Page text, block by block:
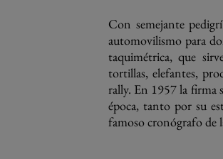
Con semejante
automovilismo para
taquimétrica, que
tortillas, elefantes,
rally. En 1957 la firma
época, tanto por su
famoso cronógrafo de